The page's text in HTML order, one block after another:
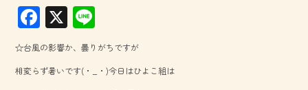
F
ac
e
b
X
ne
☆台風の影響か、曇りがちですが
相変らず暑いです(・_・)今日はひよこ組は